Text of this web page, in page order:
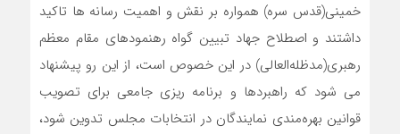
خمینی(قدس سره) همواره بر نقش و اهمیت رسانه ها تاکید
داشتند و اصطلاح جهاد تبیین گواه رهنمودهای مقام معظم
رهبری(مدظله‌العالی) در این خصوص است، از این رو پیشنهاد
می شود که راهبردها و برنامه ریزی جامعی برای تصویب
قوانین بهره‌مندی نمایندگان در انتخابات مجلس تدوین شود،